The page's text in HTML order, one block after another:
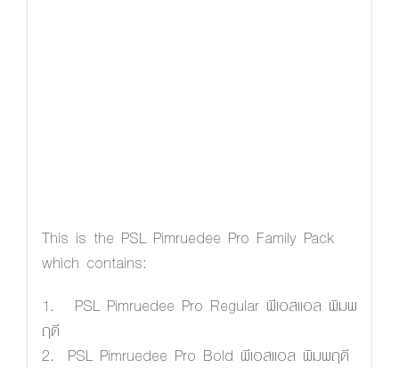
This is the PSL Pimruedee Pro Family Pack
which contains:
1. PSL Pimruedee Pro Regular พีเอสแอล พิมพ
ฤดี
2. PSL Pimruedee Pro Bold พีเอสแอล พิมพฤดี